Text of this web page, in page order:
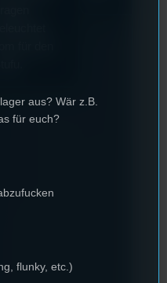
aus? Wär z.B.
für euch?
flunky, etc.)